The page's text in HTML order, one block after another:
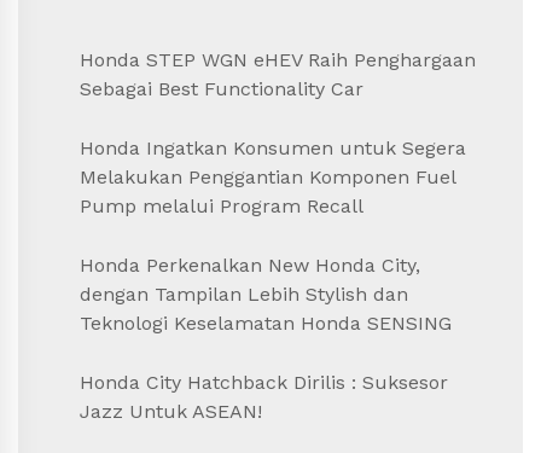
Honda STEP WGN eHEV Raih Penghargaan
Sebagai Best Functionality Car
Honda Ingatkan Konsumen untuk Segera
Melakukan Penggantian Komponen Fuel
Pump melalui Program Recall
Honda Perkenalkan New Honda City,
dengan Tampilan Lebih Stylish dan
Teknologi Keselamatan Honda SENSING
Honda City Hatchback Dirilis : Suksesor
Jazz Untuk ASEAN!